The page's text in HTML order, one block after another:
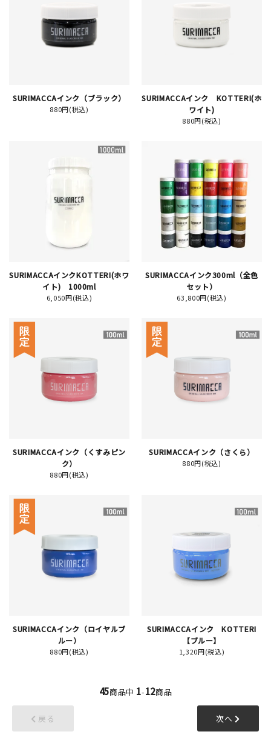
JAMグッズ
在庫限り
おすすめ特集
おしらせ
新規会員登録
ログイン
お買い物ガイド
よくある質問
お問い合わせ
SURIMACCAインク（ブラック）
880円(税込)
SURIMACCAインク KOTTERI(ホ
ワイト)
880円(税込)
SURIMACCAインクKOTTERI(ホワ
イト) 1000ml
6,050円(税込)
SURIMACCAインク300ml（全色
セット）
63,800円(税込)
SURIMACCAインク（くすみピン
ク）
880円(税込)
SURIMACCAインク（さくら）
880円(税込)
SURIMACCAインク（ロイヤルブ
ルー）
880円(税込)
SURIMACCAインク KOTTERI
【ブルー】
1,320円(税込)
45商品中 1-12商品
戻る 次へ